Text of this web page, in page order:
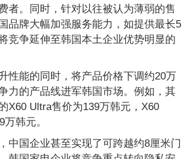
者。同时，针对以往被认为薄弱的售
品牌大幅加强服务能力，如提供最长5
竞争延伸至韩国本土企业优势明显的
性能的同时，将产品价格下调约20万
力的产品线进军韩国市场。例如，其
X60 Ultra售价为139万韩元，X60
韩元。
中国企业甚至实现了可跨越约8厘米门